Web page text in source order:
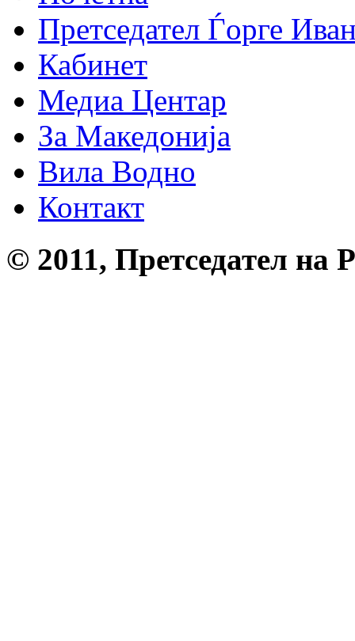
Претседател Ѓорге
Кабинет
Медиа Центар
За Македонија
Вила Водно
Контакт
© 2011, Претседател на